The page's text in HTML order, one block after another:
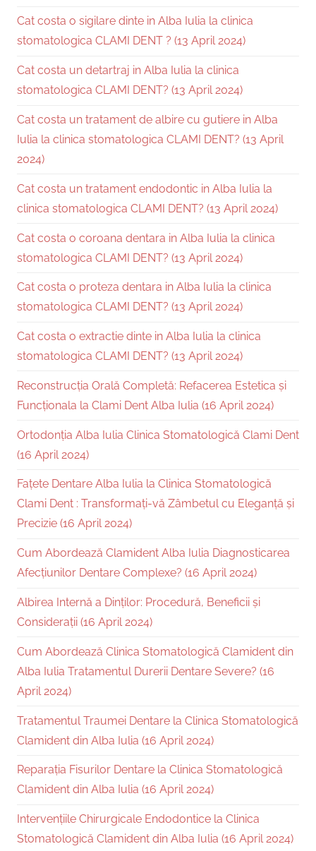
Cat costa o sigilare dinte in Alba Iulia la clinica
stomatologica CLAMI DENT ? (13 April 2024)
Cat costa un detartraj in Alba Iulia la clinica
stomatologica CLAMI DENT? (13 April 2024)
Cat costa un tratament de albire cu gutiere in Alba
Iulia la clinica stomatologica CLAMI DENT? (13 April
2024)
Cat costa un tratament endodontic in Alba Iulia la
clinica stomatologica CLAMI DENT? (13 April 2024)
Cat costa o coroana dentara in Alba Iulia la clinica
stomatologica CLAMI DENT? (13 April 2024)
Cat costa o proteza dentara in Alba Iulia la clinica
stomatologica CLAMI DENT? (13 April 2024)
Cat costa o extractie dinte in Alba Iulia la clinica
stomatologica CLAMI DENT? (13 April 2024)
Reconstrucția Orală Completă: Refacerea Estetica și
Funcționala la Clami Dent Alba Iulia (16 April 2024)
Ortodonția Alba Iulia Clinica Stomatologică Clami Dent
(16 April 2024)
Fațete Dentare Alba Iulia la Clinica Stomatologică
Clami Dent : Transformați-vă Zâmbetul cu Eleganță și
Precizie (16 April 2024)
Cum Abordează Clamident Alba Iulia Diagnosticarea
Afecțiunilor Dentare Complexe? (16 April 2024)
Albirea Internă a Dinților: Procedură, Beneficii și
Considerații (16 April 2024)
Cum Abordează Clinica Stomatologică Clamident din
Alba Iulia Tratamentul Durerii Dentare Severe? (16
April 2024)
Tratamentul Traumei Dentare la Clinica Stomatologică
Clamident din Alba Iulia (16 April 2024)
Reparația Fisurilor Dentare la Clinica Stomatologică
Clamident din Alba Iulia (16 April 2024)
Intervențiile Chirurgicale Endodontice la Clinica
Stomatologică Clamident din Alba Iulia (16 April 2024)